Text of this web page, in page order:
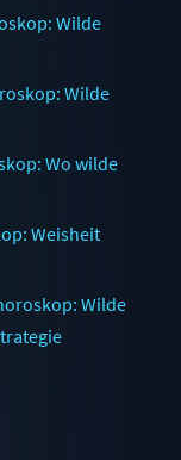
Wilde
Wilde
Wo wilde
Weisheit
Wilde